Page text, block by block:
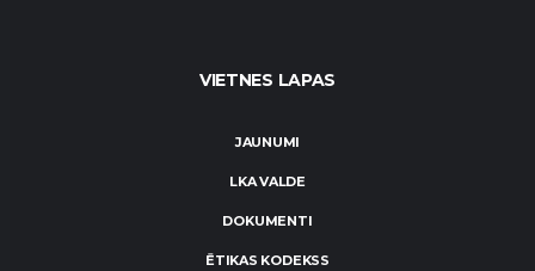
VIETNES LAPAS
JAUNUMI
LKA VALDE
DOKUMENTI
ĒTIKAS KODEKSS